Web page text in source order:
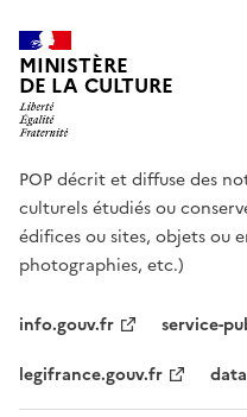
MINISTÈRE
DE LA CULTURE
POP décrit et diffuse des
culturels étudiés ou
édifices ou sites, objets ou
photographies, etc.)
info.gouv.fr
service-
legifrance.gouv.fr